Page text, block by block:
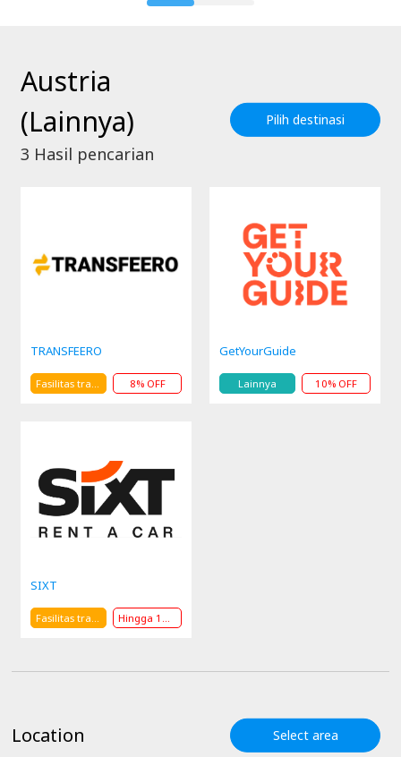
Austria
(Lainnya)
3 Hasil pencarian
Pilih destinasi
TRANSFEERO
Fasilitas transportasi 8% OFF
GetYourGuide
Lainnya 10% OFF
SIXT
Fasilitas transportasi Hingga 15% OFF
Location Select area